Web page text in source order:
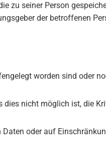
zu seiner Person
der betroffenen
worden sind oder
nicht möglich ist, die
oder auf